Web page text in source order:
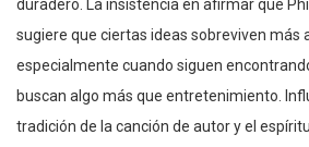
duradero. La insistencia en afirmar que
sugiere que ciertas ideas sobreviven más
especialmente cuando siguen
buscan algo más que entretenimiento.
tradición de la canción de autor y el